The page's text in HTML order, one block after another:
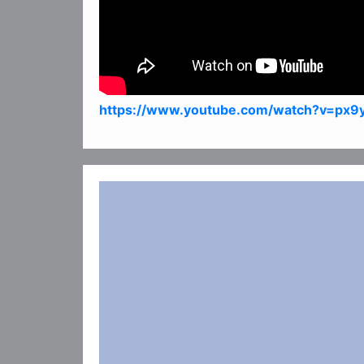
https://www.youtube.com/